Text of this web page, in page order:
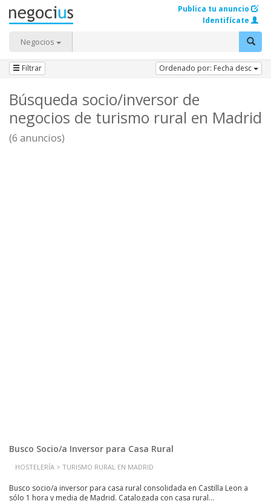
Negocios
Publica tu anuncio
Identifícate
Filtrar Ordenado por: Fecha desc
Búsqueda socio/inversor de
negocios de turismo rural en Madrid
(6 anuncios)
Busco Socio/a Inversor para Casa Rural
HOSTELERÍA > TURISMO RURAL EN MADRID
Busco socio/a inversor para casa rural consolidada en Castilla Leon a
sólo 1 hora y media de Madrid. Catalogada con casa rural...